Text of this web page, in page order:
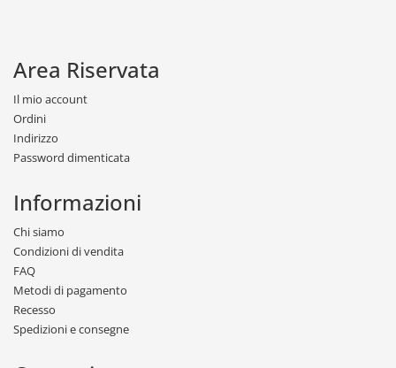
Area Riservata
Il mio account
Ordini
Indirizzo
Password dimenticata
Informazioni
Chi siamo
Condizioni di vendita
FAQ
Metodi di pagamento
Recesso
Spedizioni e consegne